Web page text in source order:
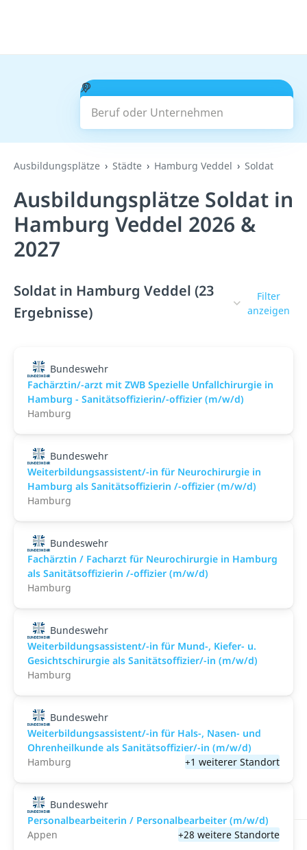
Beruf oder Unternehmen
Suchen
Ausbildungsplätze Städte Hamburg Veddel Soldat
Ausbildungsplätze Soldat in
Hamburg Veddel 2026 &
2027
Soldat in Hamburg Veddel (23
Ergebnisse)
Filter
anzeigen
Bundeswehr
Fachärztin/-arzt mit ZWB Spezielle Unfallchirurgie in
Hamburg - Sanitätsoffizierin/-offizier (m/w/d)
Hamburg
Bundeswehr
Weiterbildungsassistent/-in für Neurochirurgie in
Hamburg als Sanitätsoffizierin /-offizier (m/w/d)
Hamburg
Bundeswehr
Fachärztin / Facharzt für Neurochirurgie in Hamburg
als Sanitätsoffizierin /-offizier (m/w/d)
Hamburg
Bundeswehr
Weiterbildungsassistent/-in für Mund-, Kiefer- u.
Gesichtschirurgie als Sanitätsoffizier/-in (m/w/d)
Hamburg
Bundeswehr
Weiterbildungsassistent/-in für Hals-, Nasen- und
Ohrenheilkunde als Sanitätsoffizier/-in (m/w/d)
Hamburg
+1 weiterer Standort
Bundeswehr
Personalbearbeiterin / Personalbearbeiter (m/w/d)
Appen
+28 weitere Standorte